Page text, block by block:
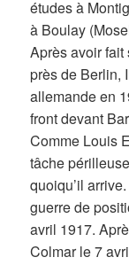
études à
à Boulay
Après avoir
près de Berlin,
allemande en
front devant
Comme Louis
tâche
quoiqu’il
guerre de
avril 1917.
Colmar le 7